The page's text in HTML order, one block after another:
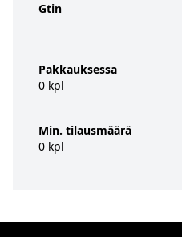
Gtin
Pakkauksessa
0 kpl
Min. tilausmäärä
0 kpl